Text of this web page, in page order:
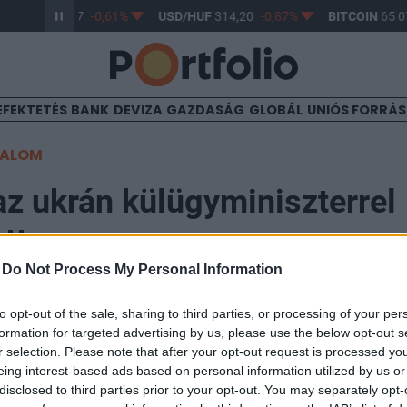
Do Not Process My Personal Information
opt-out of the sale, sharing to third parties, or processing of your
for targeted advertising by us, please use the below opt-out
selection. Please note that after your opt-out request is processed
interest-based ads based on personal information utilized by us
to third parties prior to your opt-out. You may separately
363,17 -0,61% USD/HUF314,20 -0,87% BITCOIN65
BANK DEVIZA GAZDASÁG GLOBÁL UNIÓS
ukrán külügyminiszterrel
és Dmitro Kuleba ukrán külügyminiszter
hogy Ukrajna nyugati támogatásáról és